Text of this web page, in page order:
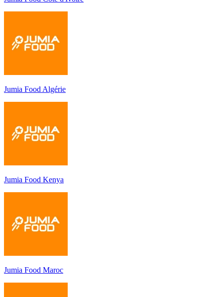
Jumia Food Algérie
Jumia Food Kenya
Jumia Food Maroc